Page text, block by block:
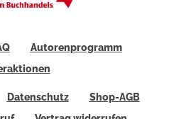
Autorenprogramm
Datenschutz
Shop-AGB